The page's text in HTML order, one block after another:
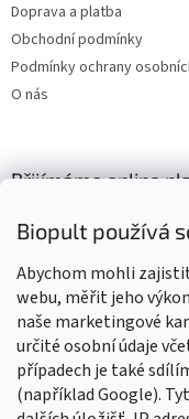
Biopult používá
Abychom mohli
webu, měřit jeho
naše marketingové
určité osobní údaje
případech je také
(například Google).
Doprava a platba
Obchodní podmínky
Podmínky ochrany
O nás
Přijímáme online
Výrobky označené BIO
BIO-003